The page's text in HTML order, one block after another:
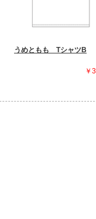
うめともも TシャツB
￥